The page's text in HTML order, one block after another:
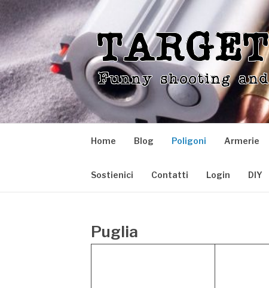
content
TARGETFUN
Funny shooting and reloading
Home Blog Poligoni Armerie
Sostienici Contatti Login DIY
Puglia